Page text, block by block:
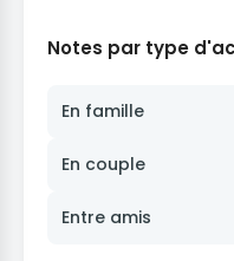
Notes par type
En famille
En couple
Entre amis